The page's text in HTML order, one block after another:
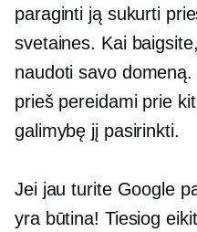
paraginti ją sukurti
svetaines. Kai
naudoti savo
prieš pereidami prie
galimybę jį pasirinkti.
Jei jau turite Google
yra būtina! Tiesiog